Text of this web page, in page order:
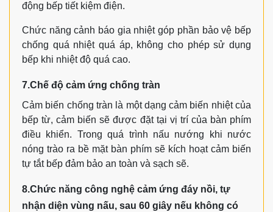
động bếp tiết kiệm điện.
Chức năng cảnh báo gia nhiệt góp phần bảo vệ bếp
chống quá nhiệt quá áp, không cho phép sử dụng
bếp khi nhiệt độ quá cao.
7.Chế độ cảm ứng chống tràn
Cảm biến chống tràn là một dạng cảm biến nhiệt của
bếp từ, cảm biến sẽ được đặt tại vị trí của bàn phím
điều khiển. Trong quá trình nấu nướng khi nước
nóng trào ra bề mặt bàn phím sẽ kích hoạt cảm biến
tự tắt bếp đảm bảo an toàn và sạch sẽ.
8.Chức năng công nghệ cảm ứng đáy nồi, tự
nhận diện vùng nấu, sau 60 giây nếu không có